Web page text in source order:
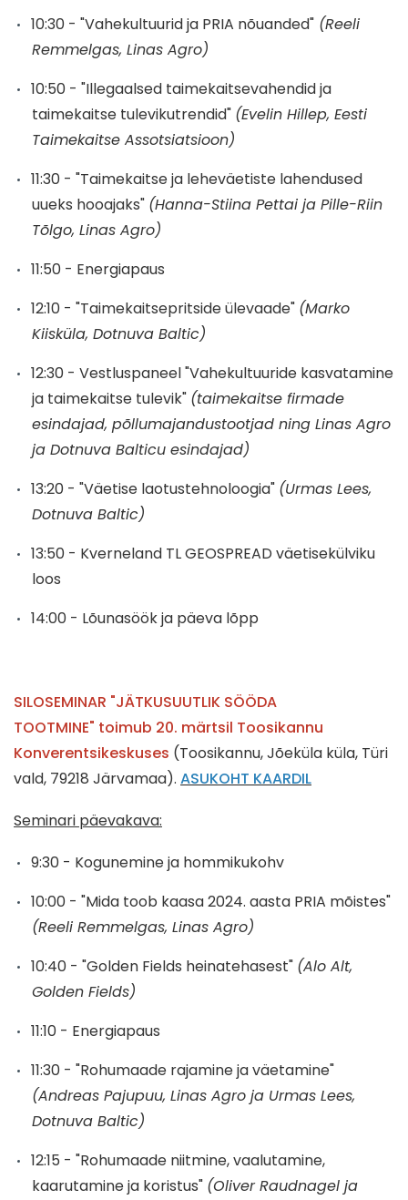
10:30 - "Vahekultuurid ja PRIA nõuanded" (Reeli
Remmelgas, Linas Agro)
10:50 - "Illegaalsed taimekaitsevahendid ja
taimekaitse tulevikutrendid" (Evelin Hillep, Eesti
Taimekaitse Assotsiatsioon)
11:30 - "Taimekaitse ja leheväetiste lahendused
uueks hooajaks" (Hanna-Stiina Pettai ja Pille-Riin
Tõlgo, Linas Agro)
11:50 - Energiapaus
12:10 - "Taimekaitsepritside ülevaade" (Marko
Kiisküla, Dotnuva Baltic)
12:30 - Vestluspaneel "Vahekultuuride kasvatamine
ja taimekaitse tulevik" (taimekaitse firmade
esindajad, põllumajandustootjad ning Linas Agro
ja Dotnuva Balticu esindajad)
13:20 - "Väetise laotustehnoloogia" (Urmas Lees,
Dotnuva Baltic)
13:50 - Kverneland TL GEOSPREAD väetisekülviku
loos
14:00 - Lõunasöök ja päeva lõpp
SILOSEMINAR "JÄTKUSUUTLIK SÖÖDA
TOOTMINE" toimub 20. märtsil Toosikannu
Konverentsikeskuses (Toosikannu, Jõeküla küla, Türi
vald, 79218 Järvamaa). ASUKOHT KAARDIL
Seminari päevakava:
9:30 - Kogunemine ja hommikukohv
10:00 - "Mida toob kaasa 2024. aasta PRIA mõistes"
(Reeli Remmelgas, Linas Agro)
10:40 - "Golden Fields heinatehasest" (Alo Alt,
Golden Fields)
11:10 - Energiapaus
11:30 - "Rohumaade rajamine ja väetamine"
(Andreas Pajupuu, Linas Agro ja Urmas Lees,
Dotnuva Baltic)
12:15 - "Rohumaade niitmine, vaalutamine,
kaarutamine ja koristus" (Oliver Raudnagel ja